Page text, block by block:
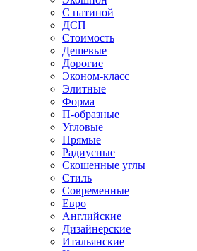
С патиной
ДСП
Стоимость
Дешевые
Дорогие
Эконом-класс
Элитные
Форма
П-образные
Угловые
Прямые
Радиусные
Скошенные углы
Стиль
Современные
Евро
Английские
Дизайнерские
Итальянские